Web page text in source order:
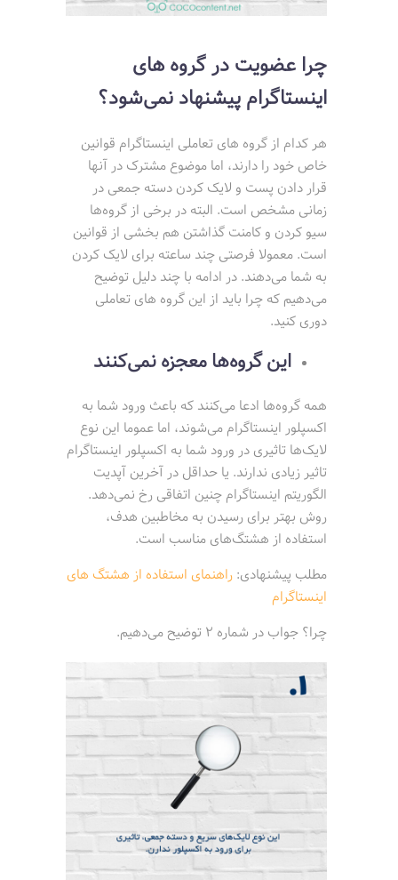
چرا عضویت در گروه های
اینستاگرام پیشنهاد نمی‌شود؟
هر کدام از گروه های تعاملی اینستاگرام قوانین
خاص خود را دارند، اما موضوع مشترک در آنها
قرار دادن پست و لایک کردن دسته جمعی در
زمانی مشخص است. البته در برخی از گروه‌ها
سیو کردن و کامنت گذاشتن هم بخشی از قوانین
است. معمولا فرصتی چند ساعته برای لایک کردن
به شما می‌دهند. در ادامه با چند دلیل توضیح
می‌دهیم که چرا باید از این گروه های تعاملی
دوری کنید.
این گروه‌ها معجزه نمی‌کنند
همه گروه‌ها ادعا می‌کنند که باعث ورود شما به
اکسپلور اینستاگرام می‌شوند، اما عموما این نوع
لایک‌ها تاثیری در ورود شما به اکسپلور اینستاگرام
تاثیر زیادی ندارند. یا حداقل در آخرین آپدیت
الگوریتم اینستاگرام چنین اتفاقی رخ نمی‌دهد.
روش بهتر برای رسیدن به مخاطبین هدف،
استفاده از هشتگ‌های مناسب است.
مطلب پیشنهادی: راهنمای استفاده از هشتگ های
اینستاگرام
چرا؟ جواب در شماره 2 توضیح می‌دهیم.